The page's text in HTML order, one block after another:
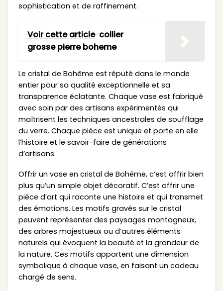
sophistication et de raffinement.
Voir cette article collier
grosse pierre boheme
Le cristal de Bohême est réputé dans le monde
entier pour sa qualité exceptionnelle et sa
transparence éclatante. Chaque vase est fabriqué
avec soin par des artisans expérimentés qui
maîtrisent les techniques ancestrales de soufflage
du verre. Chaque pièce est unique et porte en elle
l’histoire et le savoir-faire de générations
d’artisans.
Offrir un vase en cristal de Bohême, c’est offrir bien
plus qu’un simple objet décoratif. C’est offrir une
pièce d’art qui raconte une histoire et qui transmet
des émotions. Les motifs gravés sur le cristal
peuvent représenter des paysages montagneux,
des arbres majestueux ou d’autres éléments
naturels qui évoquent la beauté et la grandeur de
la nature. Ces motifs apportent une dimension
symbolique à chaque vase, en faisant un cadeau
chargé de sens.